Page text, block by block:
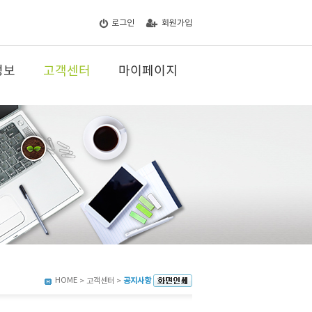
로그인 회원가입
보 고객센터 마이페이지
HOME > 고객센터 > 공지사항